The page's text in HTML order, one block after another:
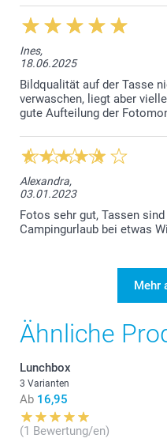
26.08.2025
Liebe Kundin, es tut
Qualität des Drucks
bitte mit unserem
Produktionsfehler
Ersatz. Oder Sie
Kreationsfehlern
Grüsse smartphoto
Ines,
18.06.2025
Bildqualität auf der Tasse
verwaschen, liegt aber
gute Aufteilung der
Alexandra,
03.01.2023
Fotos sehr gut, Tassen
Campingurlaub bei etwas
Mehr
Ähnliche
Lunchbox
3 Varianten
Ab 16,95
(1 Bewertung/en)